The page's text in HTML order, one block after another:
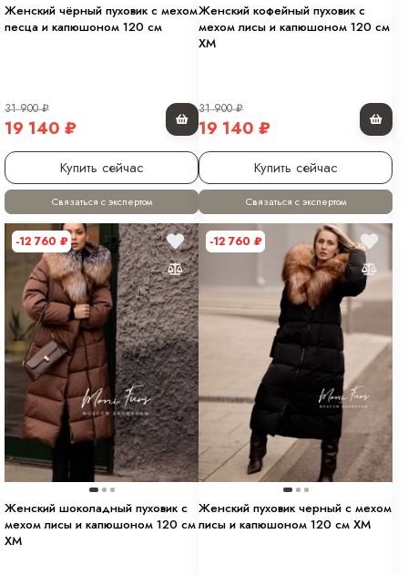
Женский чёрный пуховик с мехом
песца и капюшоном 120 см
31 900₽
19 140 ₽
Купить сейчас
Связаться с экспертом
Женский кофейный пуховик с
мехом лисы и капюшоном 120 см
XM
31 900₽
19 140 ₽
Купить сейчас
Связаться с экспертом
-12 760 ₽
Женский шоколадный пуховик с
мехом лисы и капюшоном 120 см
XM
-12 760 ₽
Женский пуховик черный с мехом
лисы и капюшоном 120 см XM